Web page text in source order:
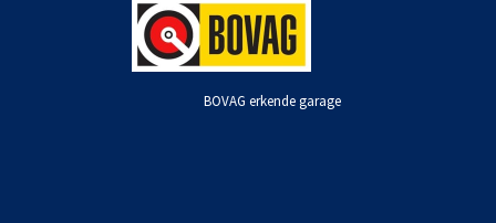
BOVAG erkende garage